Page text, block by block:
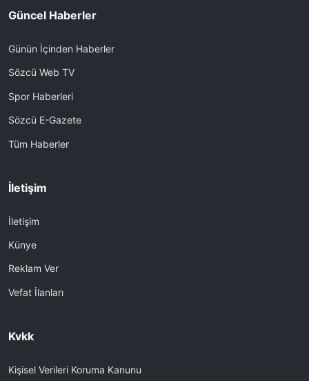
Güncel Haberler
Günün İçinden Haberler
Sözcü Web TV
Spor Haberleri
Sözcü E-Gazete
Tüm Haberler
İletişim
İletişim
Künye
Reklam Ver
Vefat İlanları
Kvkk
Kişisel Verileri Koruma Kanunu